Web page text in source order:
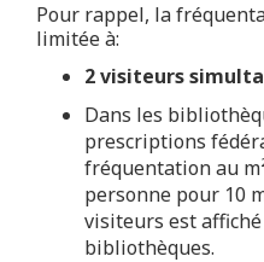
Pour rappel, la
limitée à:
2 visiteurs
Dans les
prescriptions
fréquentation au
personne pour 10
visiteurs est affiché
bibliothèques.